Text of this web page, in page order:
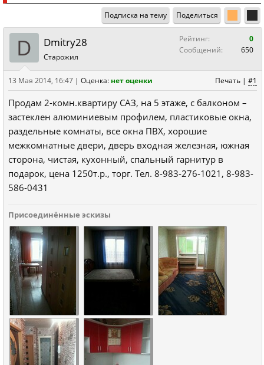
Подписка на тему Поделиться
D Dmitry28
Старожил
Рейтинг:
0
Сообщений:
650
Печать | #1
13 Мая 2014, 16:47 | Оценка: нет оценки
Продам 2-комн.квартиру САЗ, на 5 этаже, с балконом –
застеклен алюминиевым профилем, пластиковые окна,
раздельные комнаты, все окна ПВХ, хорошие
межкомнатные двери, дверь входная железная, южная
сторона, чистая, кухонный, спальный гарнитур в
подарок, цена 1250т.р., торг. Тел. 8-983-276-1021, 8-983-
586-0431
Присоединённые эскизы